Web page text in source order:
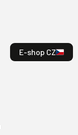
E-shop CZ